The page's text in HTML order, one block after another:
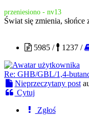
przeniesiono - nv13
Świat się zmienia,
5985 /
1237 /
Re: GHB/GBL/1,4-
Nieprzeczytany post
Cytuj
Zgłoś